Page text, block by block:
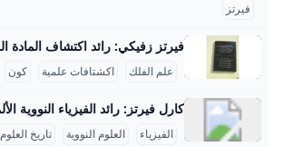
فيرتز
علم الفلك اكشتافات علمية كون
الفيزياء العلوم النووية تاريخ العلوم